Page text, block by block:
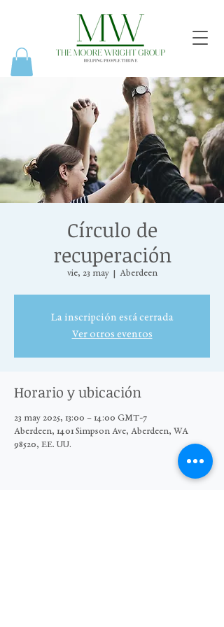
Círculo de
recuperación
vie, 23 may
  |
Aberdeen
La inscripción está cerrada
Ver otros eventos
Horario y ubicación
23 may 2025, 13:00 – 14:00 GMT-7
Aberdeen, 1401 Simpson Ave, Aberdeen, WA
98520, EE. UU.